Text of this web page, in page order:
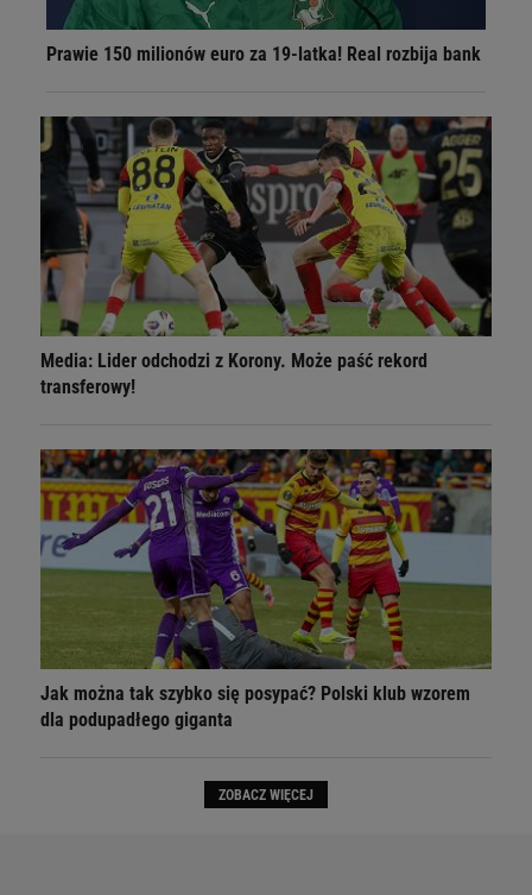
Prawie 150 milionów euro za 19-latka! Real rozbija bank
Media: Lider odchodzi z Korony. Może paść rekord
transferowy!
Jak można tak szybko się posypać? Polski klub wzorem
dla podupadłego giganta
ZOBACZ WIĘCEJ